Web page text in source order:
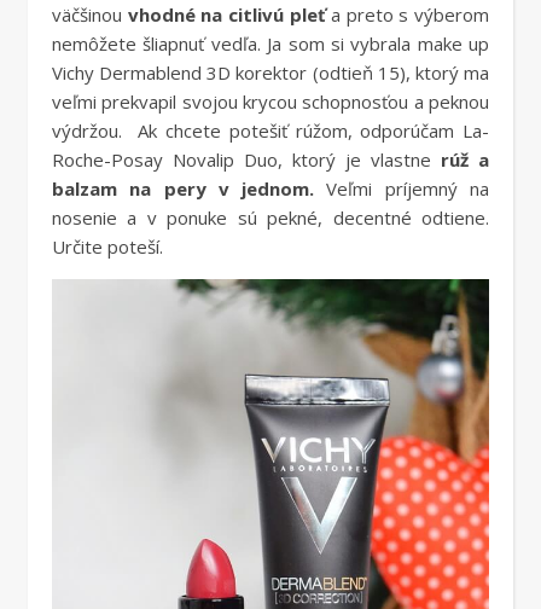
väčšinou vhodné na citlivú pleťa preto s výberom
nemôžete šliapnuť vedľa. Ja som si vybrala make up
Vichy Dermablend 3D korektor (odtieň 15), ktorý ma
veľmi prekvapil svojou krycou schopnosťou a peknou
výdržou. Ak chcete potešiť rúžom, odporúčam La-
Roche-Posay Novalip Duo, ktorý je vlastne rúž a
balzam na pery v jednom. Veľmi príjemný na
nosenie a v ponuke sú pekné, decentné odtiene.
Určite poteší.